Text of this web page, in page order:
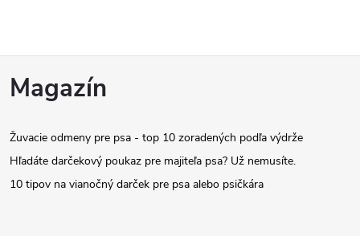
Z
p
ä
Magazín
Žuvacie odmeny pre psa - top 10 zoradených podľa výdrže
Hľadáte darčekový poukaz pre majiteľa psa? Už nemusíte.
10 tipov na vianočný darček pre psa alebo psičkára